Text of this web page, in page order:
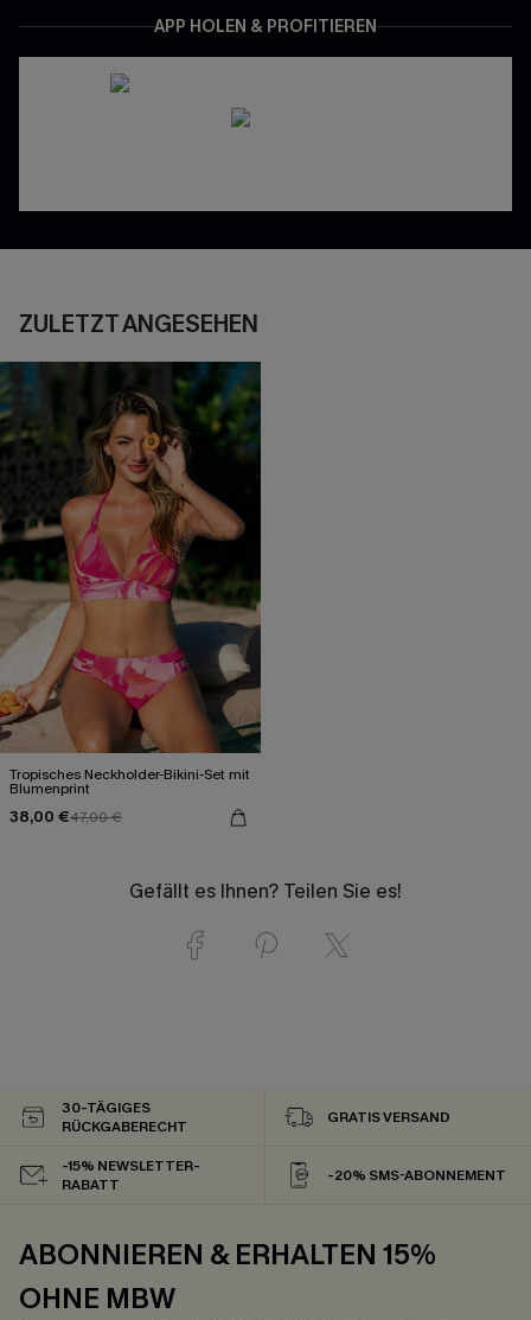
APP HOLEN & PROFITIEREN
ZULETZT ANGESEHEN
Tropisches Neckholder-Bikini-Set mit
Blumenprint
38,00 €47,00 €
Gefällt es Ihnen? Teilen Sie es!
30-TÄGIGES
RÜCKGABERECHT
GRATIS VERSAND
-15% NEWSLETTER-
RABATT
-20% SMS-ABONNEMENT
ABONNIEREN & ERHALTEN 15%
OHNE MBW